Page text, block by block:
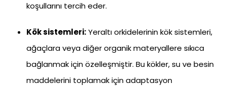
koşullarını tercih eder.
Kök sistemleri:Yeraltı orkidelerinin kök sistemleri,
ağaçlara veya diğer organik materyallere sıkıca
bağlanmak için özelleşmiştir. Bu kökler, su ve besin
maddelerini toplamak için adaptasyon